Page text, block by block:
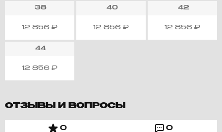
38
12 856 ₽
40
12 856 ₽
42
12 856 ₽
44
12 856 ₽
ОТЗЫВЫ И ВОПРОСЫ
0 0